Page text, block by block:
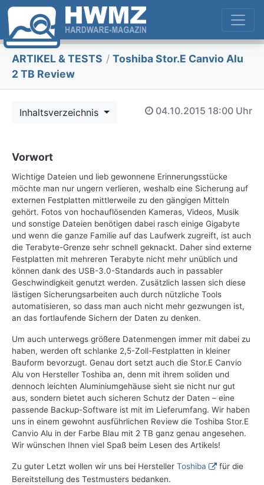
ARTIKEL & TESTS / Toshiba Stor.E Canvio Alu
2 TB Review
Inhaltsverzeichnis 04.10.2015 18:00 Uhr
Vorwort
Wichtige Dateien und lieb gewonnene Erinnerungsstücke
möchte man nur ungern verlieren, weshalb eine Sicherung auf
externen Festplatten mittlerweile zu den gängigen Mitteln
gehört. Fotos von hochauflösenden Kameras, Videos, Musik
und sonstige Dateien benötigen dabei rasch einige Gigabyte
und wenn die ganze Familie auf das Laufwerk zugreift, ist auch
die Terabyte-Grenze sehr schnell geknackt. Daher sind externe
Festplatten mit mehreren Terabyte nicht mehr unüblich und
können dank des USB-3.0-Standards auch in passabler
Geschwindigkeit genutzt werden. Zusätzlich lassen sich diese
lästigen Sicherungsarbeiten auch durch nützliche Tools
automatisieren, so dass man auch nicht mehr gezwungen ist,
an das fortlaufende Sichern der Daten zu denken.
Um auch unterwegs größere Datenmengen immer mit dabei zu
haben, werden oft schlanke 2,5-Zoll-Festplatten in kleiner
Bauform bevorzugt. Genau dort setzt auch die Stor.E Canvio
Alu von Hersteller Toshiba an, denn mit ihrem soliden und
dennoch leichten Aluminiumgehäuse sieht sie nicht nur gut
aus, sondern bietet auch sicheren Schutz der Daten – eine
passende Backup-Software ist mit im Lieferumfang. Wir haben
uns in einem gewohnt ausführlichen Review die Toshiba Stor.E
Canvio Alu in der Farbe Blau mit 2 TB ganz genau angesehen.
Wir wünschen Ihnen viel Spaß beim Lesen des Artikels!
Zu guter Letzt wollen wir uns bei Hersteller Toshiba
für die
Bereitstellung des Testmusters bedanken.